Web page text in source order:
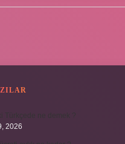
2026